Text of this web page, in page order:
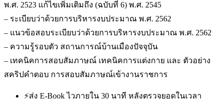
พ.ศ. 2523 แก้ไขเพิ่มเติมถึง (ฉบับที่ 6) พ.ศ. 2545
– ระเบียบว่าด้วยการบริหารงบประมาณ พ.ศ. 2562
– แนวข้อสอบระเบียบว่าด้วยการบริหารงบประมาณ พ.ศ. 2562
– ความรู้รอบตัว สถานการณ์บ้านเมืองปัจจุบัน
– เทคนิคการสอบสัมภาษณ์ เทคนิคการแต่งกาย และ ตัวอย่าง
สคริปคำตอบ การสอบสัมภาษณ์เข้างานราชการ
⚡ส่ง E-Book ไวภายใน 30 นาที หลังตรวจยอดในเวลา